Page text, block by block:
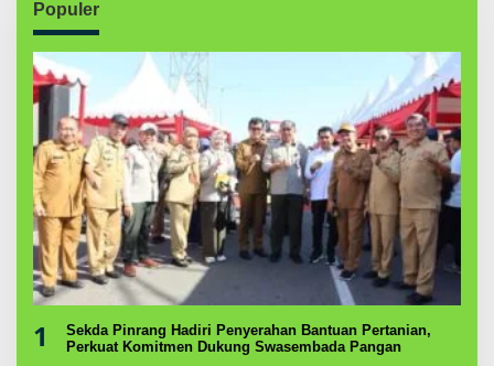
Populer
1
Sekda Pinrang Hadiri Penyerahan Bantuan Pertanian,
Perkuat Komitmen Dukung Swasembada Pangan